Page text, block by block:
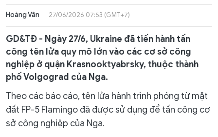
Hoàng Vân 27/06/2026 07:53 (GMT+7)
GD&TĐ - Ngày 27/6, Ukraine đã tiến hành tấn
công tên lửa quy mô lớn vào các cơ sở công
nghiệp ở quận Krasnooktyabrsky, thuộc thành
phố Volgograd của Nga.
Theo các báo cáo, tên lửa hành trình phóng từ mặt
đất FP-5 Flamingo đã được sử dụng để tấn công cơ
sở công nghiệp của Nga.